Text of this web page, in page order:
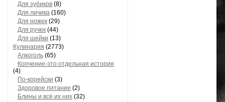
Для зубиков (8)
Для личика (160)
Для ножек (29)
Для ручек (44)
Для шейки (13)
Кулинария (2773)
Алкоголь (65)
Копчение-это отдельная история
(4)
По-корейски (3)
Здоровое питание (2)
Блины и всё их них (32)